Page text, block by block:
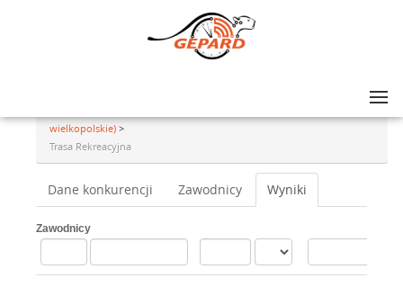
wielkopolskie) >
Trasa Rekreacyjna
Dane konkurencji Zawodnicy Wyniki
Zawodnicy